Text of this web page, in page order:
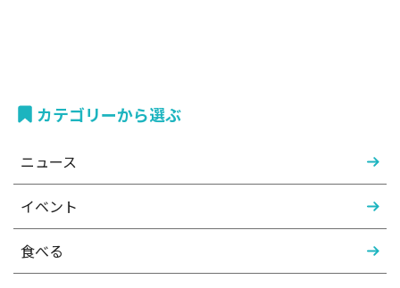
カテゴリーから選ぶ
ニュース
イベント
食べる